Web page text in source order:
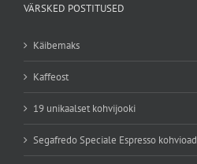
VÄRSKED POSTITUSED
Käibemaks
Kaffeost
19 unikaalset kohvijooki
Segafredo Speciale Espresso kohvioad